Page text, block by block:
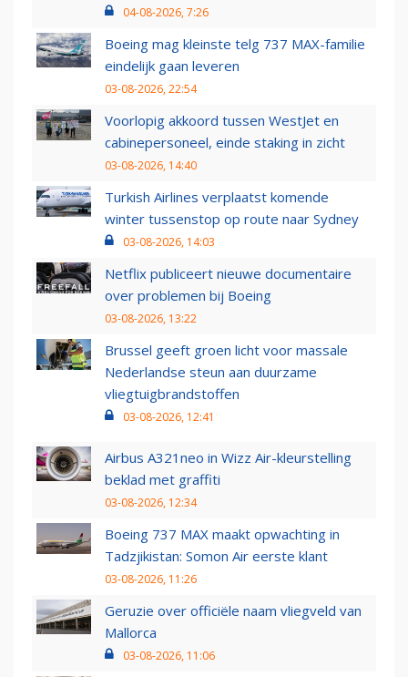
04-08-2026, 7:26
Boeing mag kleinste telg 737 MAX-familie
eindelijk gaan leveren
03-08-2026, 22:54
Voorlopig akkoord tussen WestJet en
cabinepersoneel, einde staking in zicht
03-08-2026, 14:40
Turkish Airlines verplaatst komende
winter tussenstop op route naar Sydney
03-08-2026, 14:03
Netflix publiceert nieuwe documentaire
over problemen bij Boeing
03-08-2026, 13:22
Brussel geeft groen licht voor massale
Nederlandse steun aan duurzame
vliegtuigbrandstoffen
03-08-2026, 12:41
Airbus A321neo in Wizz Air-kleurstelling
beklad met graffiti
03-08-2026, 12:34
Boeing 737 MAX maakt opwachting in
Tadzjikistan: Somon Air eerste klant
03-08-2026, 11:26
Geruzie over officiële naam vliegveld van
Mallorca
03-08-2026, 11:06